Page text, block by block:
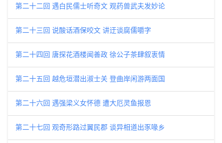
第二十二回 遇白民儒士听奇文 观药兽武夫发妙论
第二十三回 说酸话酒保咬文 讲迂谈腐儒嚼字
第二十四回 唐探花酒楼闻善政 徐公子茶肆叙衷情
第二十五回 越危垣潜出淑士关 登曲岸闲游两面国
第二十六回 遇强梁义女怀德 遭大厄灵鱼报恩
第二十七回 观奇形路过翼民郡 谈异相道出豕喙乡